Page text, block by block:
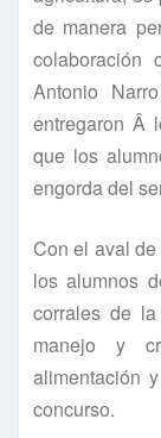
de manera
colaboración
Antonio
entregaron Â
que los
engorda del
Con el aval
los alumnos
corrales de
manejo y
alimentación
concurso.